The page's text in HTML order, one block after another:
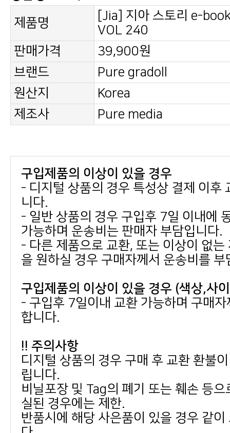
제품명
VOL 240
판매가격
39,900원
브랜드
Pure gradoll
원산지
Korea
제조사
Pure media
구입제품의 이상이 있을 경우
니다.
가능하며 운송비는 판매자 부담입니다.
을 원하실 경우 구매자께서 운송비를 부
구입제품의 이상이 있을 경우 (색상,사
합니다.
!! 주의사항
립니다.
실된 경우에는 제한.